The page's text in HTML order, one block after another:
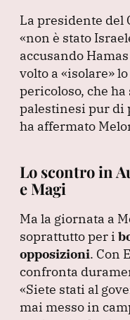
La presidente del
«non è stato
accusando
volto a «isolare»
pericoloso, che
palestinesi pur di
ha affermato
Lo scontro in
e Magi
Ma la giornata a
soprattutto per i
opposizioni. Con
confronta
«Siete stati al
mai messo in